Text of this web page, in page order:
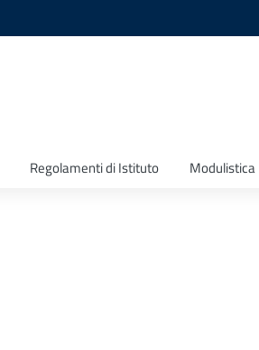
Regolamenti di Istituto Modulistica